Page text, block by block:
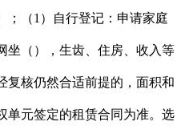
；（1）自行登记：申请家庭
坐（），生齿、住房、收入等
复核仍然合适前提的，面积和
单元签定的租赁合同为准。选